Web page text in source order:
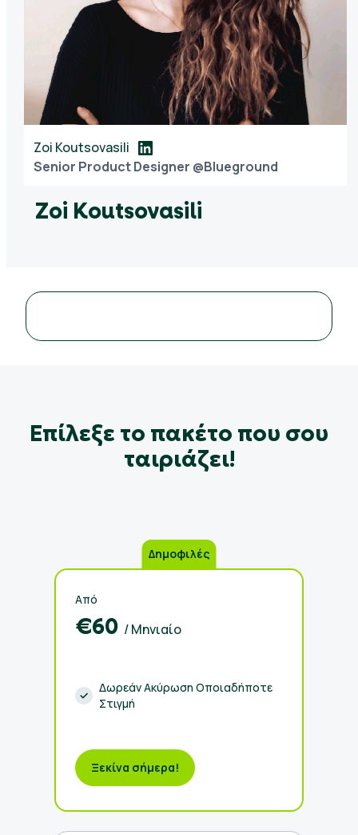
Zoi Koutsovasili
Senior Product Designer @Blueground
Zoi Koutsovasili
Eπίλεξε το πακέτο που σου
ταιριάζει!
Δημοφιλές
Από
€60 / Μηνιαίο
Δωρεάν Ακύρωση Οποιαδήποτε
Στιγμή
Ξεκίνα σήμερα!